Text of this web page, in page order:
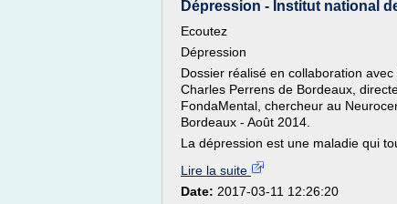
Dépression - Institut national
Ecoutez
Dépression
Dossier réalisé en collaboration
Charles Perrens de Bordeaux,
FondaMental, chercheur au
Bordeaux - Août 2014.
La dépression est une maladie qui
Lire la suite
Date: 2017-03-11 12:26:20